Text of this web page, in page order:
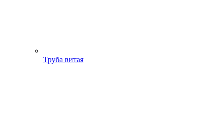
Труба витая